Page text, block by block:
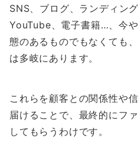
SNS、ブログ、ランディン
YouTube、電子書籍…、今
態のあるものでもなくても
は多岐にあります。
これらを顧客との関係性や
届けることで、最終的にフ
してもらうわけです。